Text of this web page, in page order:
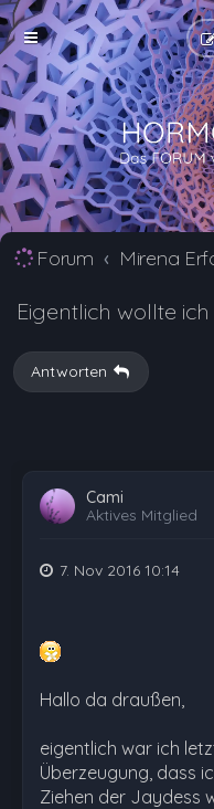
Forum
Eigentlich wollte
Antworten
Cami
Aktives Mitglied
7. Nov 2016 10:14
Hallo da draußen,
eigentlich war ich
Überzeugung, dass
Ziehen der Jaydess